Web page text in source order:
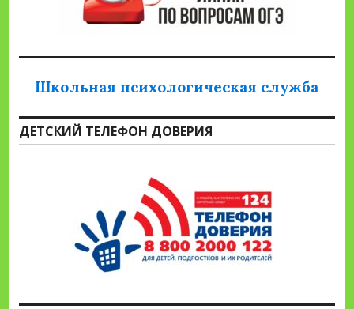
Школьная психологическая служба
ДЕТСКИЙ ТЕЛЕФОН ДОВЕРИЯ